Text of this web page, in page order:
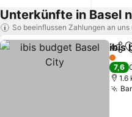
Unterkünfte in Basel
So beeinflussen Zahlungen an uns
ibis
1 Sterne
7,6
1.6